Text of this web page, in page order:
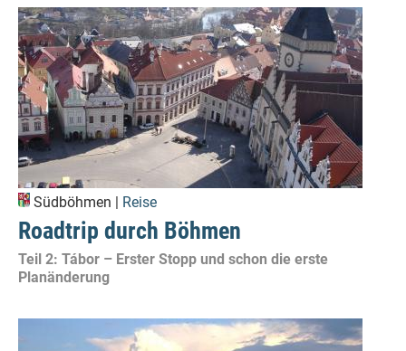
Südböhmen | Reise
Roadtrip durch Böhmen
Teil 2: Tábor – Erster Stopp und schon die erste
Planänderung